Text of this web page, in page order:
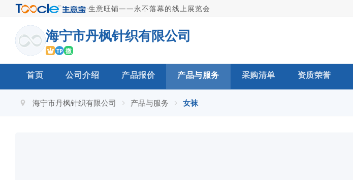
·生意旺铺——永不落幕的线上展览会
海宁市丹枫针织有限公司
TP 微
首页 公司介绍 产品报价 产品与服务 采购清单 资质荣誉
海宁市丹枫针织有限公司 产品与服务 女袜